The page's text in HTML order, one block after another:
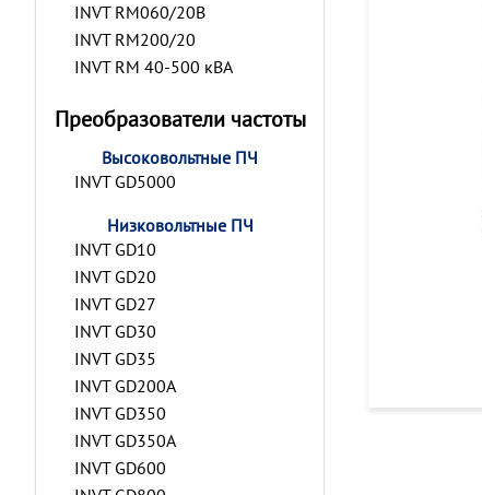
INVT RM060/20B
INVT RM200/20
INVT RM 40-500 кВА
Преобразователи частоты
Высоковольтные ПЧ
INVT GD5000
Низковольтные ПЧ
INVT GD10
INVT GD20
INVT GD27
INVT GD30
INVT GD35
INVT GD200A
INVT GD350
INVT GD350A
INVT GD600